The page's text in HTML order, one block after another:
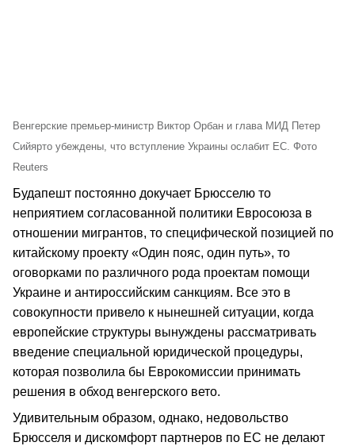
Венгерские премьер-министр Виктор Орбан и глава МИД Петер
Сийярто убеждены, что вступление Украины ослабит ЕС. Фото
Reuters
Будапешт постоянно докучает Брюсселю то
неприятием согласованной политики Евросоюза в
отношении мигрантов, то специфической позицией по
китайскому проекту «Один пояс, один путь», то
оговорками по различного рода проектам помощи
Украине и антироссийским санкциям. Все это в
совокупности привело к нынешней ситуации, когда
европейские структуры вынуждены рассматривать
введение специальной юридической процедуры,
которая позволила бы Еврокомиссии принимать
решения в обход венгерского вето.
Удивительным образом, однако, недовольство
Брюсселя и дискомфорт партнеров по ЕС не делают